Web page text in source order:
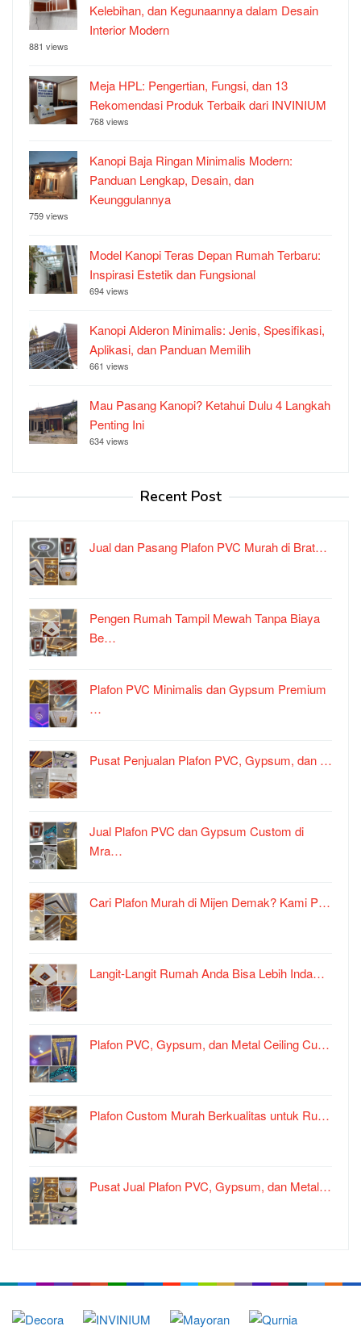
Kelebihan, dan Kegunaannya dalam Desain
Interior Modern
881 views
Meja HPL: Pengertian, Fungsi, dan 13
Rekomendasi Produk Terbaik dari INVINIUM
768 views
Kanopi Baja Ringan Minimalis Modern:
Panduan Lengkap, Desain, dan
Keunggulannya
759 views
Model Kanopi Teras Depan Rumah Terbaru:
Inspirasi Estetik dan Fungsional
694 views
Kanopi Alderon Minimalis: Jenis, Spesifikasi,
Aplikasi, dan Panduan Memilih
661 views
Mau Pasang Kanopi? Ketahui Dulu 4 Langkah
Penting Ini
634 views
Recent Post
Jual dan Pasang Plafon PVC Murah di Brat…
Pengen Rumah Tampil Mewah Tanpa Biaya
Be…
Plafon PVC Minimalis dan Gypsum Premium
…
Pusat Penjualan Plafon PVC, Gypsum, dan …
Jual Plafon PVC dan Gypsum Custom di
Mra…
Cari Plafon Murah di Mijen Demak? Kami P…
Langit-Langit Rumah Anda Bisa Lebih Inda…
Plafon PVC, Gypsum, dan Metal Ceiling Cu…
Plafon Custom Murah Berkualitas untuk Ru…
Pusat Jual Plafon PVC, Gypsum, dan Metal…